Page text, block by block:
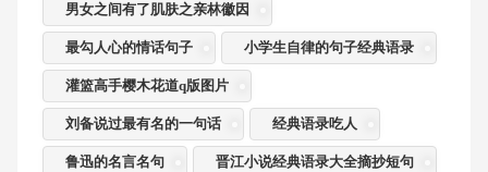
男女之间有了肌肤之亲林徽因
最勾人心的情话句子 小学生自律的句子经典语录
灌篮高手樱木花道q版图片
刘备说过最有名的一句话 经典语录吃人
鲁迅的名言名句 晋江小说经典语录大全摘抄短句